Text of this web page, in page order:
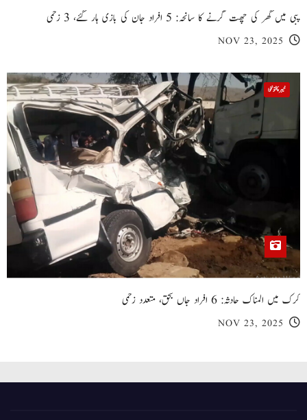
پبی میں گھر کی چھت گرنے کا سانحہ: 5 افراد جان کی بازی ہار گئے، 3 زخمی
NOV 23, 2025
خیبر پختونخوا
کرک میں المناک حادثہ: 6 افراد جاں بحق، متعدد زخمی
NOV 23, 2025